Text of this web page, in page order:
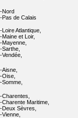
Nord
Pas de Calais
Loire Atlantique,
Maine et Loir,
Mayenne,
Sarthe,
Vendée,
Aisne,
Oise,
Somme,
Charentes,
Charente Maritime,
Deux Sèvres,
Vienne,